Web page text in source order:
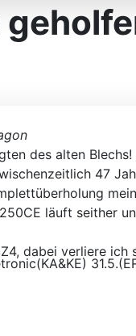
31.5.(ER)/
des alten Blechs!
47
läuft seither
dabei verliere